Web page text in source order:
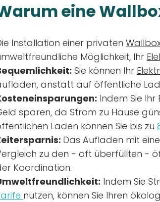
eine
Installation einer privaten
Möglichkeit, Ihr
Sie können Ihr
anstatt auf öffentliche
Indem Sie
sparen, da Strom zu Hause
Laden können Sie bis zu
Das Aufladen mit
zu den - oft überfüllten -
Koordination.
Indem Sie
nutzen, können Sie Ihren